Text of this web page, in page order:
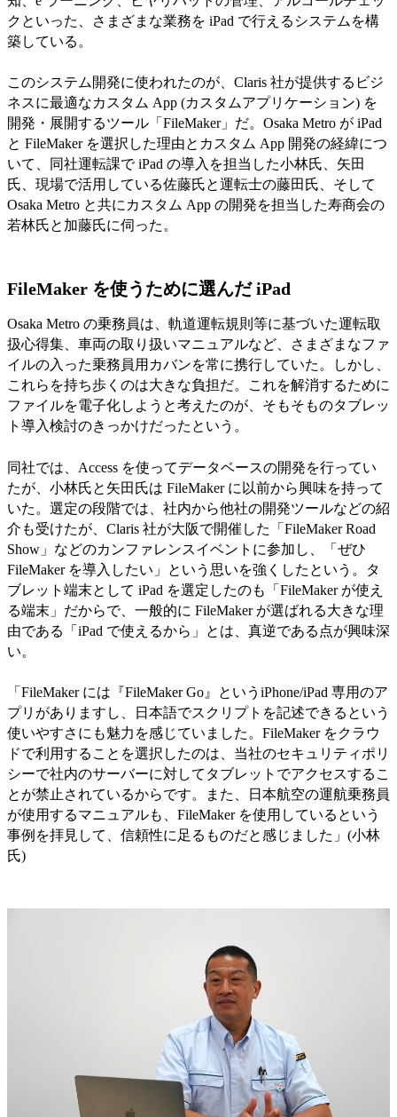
クといった、さまざまな業務を iPad で行えるシステムを構
築している。
このシステム開発に使われたのが、Claris 社が提供するビジ
ネスに最適なカスタム App (カスタムアプリケーション) を
開発・展開するツール「FileMaker」だ。Osaka Metro が iPad
と FileMaker を選択した理由とカスタム App 開発の経緯につ
いて、同社運転課で iPad の導入を担当した小林氏、矢田
氏、現場で活用している佐藤氏と運転士の藤田氏、そして
Osaka Metro と共にカスタム App の開発を担当した寿商会の
若林氏と加藤氏に伺った。
FileMaker を使うために選んだ iPad
Osaka Metro の乗務員は、軌道運転規則等に基づいた運転取
扱心得集、車両の取り扱いマニュアルなど、さまざまなファ
イルの入った乗務員用カバンを常に携行していた。しかし、
これらを持ち歩くのは大きな負担だ。これを解消するために
ファイルを電子化しようと考えたのが、そもそものタブレッ
ト導入検討のきっかけだったという。
同社では、Access を使ってデータベースの開発を行ってい
たが、小林氏と矢田氏は FileMaker に以前から興味を持って
いた。選定の段階では、社内から他社の開発ツールなどの紹
介も受けたが、Claris 社が大阪で開催した「FileMaker Road
Show」などのカンファレンスイベントに参加し、「ぜひ
FileMaker を導入したい」という思いを強くしたという。タ
ブレット端末として iPad を選定したのも「FileMaker が使え
る端末」だからで、一般的に FileMaker が選ばれる大きな理
由である「iPad で使えるから」とは、真逆である点が興味深
い。
「FileMaker には『FileMaker Go』というiPhone/iPad 専用のア
プリがありますし、日本語でスクリプトを記述できるという
使いやすさにも魅力を感じていました。FileMaker をクラウ
ドで利用することを選択したのは、当社のセキュリティポリ
シーで社内のサーバーに対してタブレットでアクセスするこ
とが禁止されているからです。また、日本航空の運航乗務員
が使用するマニュアルも、FileMaker を使用しているという
事例を拝見して、信頼性に足るものだと感じました」(小林
氏)